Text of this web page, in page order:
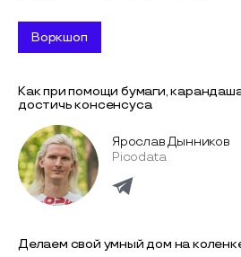
Воркшоп
Как при помощи бумаги,
достичь консенсуса
Ярослав Дынников
Picodata
Делаем свой умный дом на